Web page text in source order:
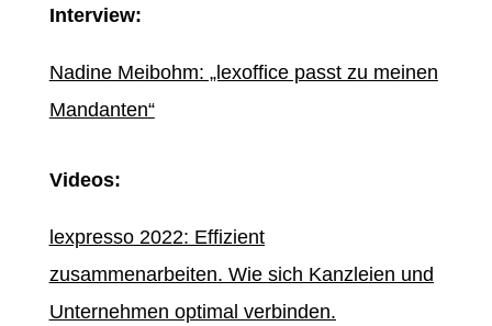
Interview:
Nadine Meibohm: „lexoffice passt zu meinen
Mandanten“
Videos:
lexpresso 2022: Effizient
zusammenarbeiten. Wie sich Kanzleien und
Unternehmen optimal verbinden.